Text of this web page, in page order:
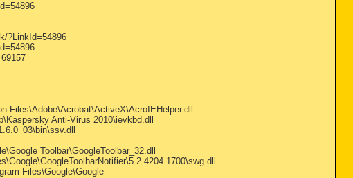
?LinkId=54896
Files\Adobe\Acrobat\ActiveX\AcroIEHelper.dll
Anti-Virus 2010\ievkbd.dll
Toolbar\GoogleToolbar_32.dll
Files\Google\Google